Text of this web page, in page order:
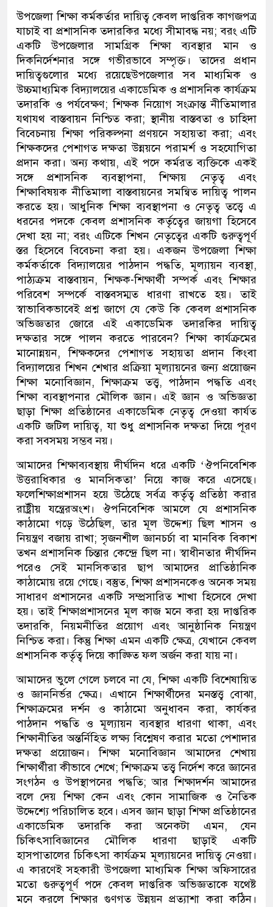
উপজেলা শিক্ষা কর্মকর্তার দায়িত্ব কেবল দাপ্তরিক কাগজপত্র
যাচাই বা প্রশাসনিক তদারকির মধ্যে সীমাবদ্ধ নয়;বরং এটি
একটি উপজেলার সামগ্রিক শিক্ষা ব্যবস্থার মান ও
দিকনির্দেশনার সঙ্গে গভীরভাবে সম্পৃক্ত। তাদের প্রধান
দায়িত্বগুলোর মধ্যে রয়েছেউপজেলার সব মাধ্যমিক ও
উচ্চমাধ্যমিক বিদ্যালয়ের একাডেমিক ও প্রশাসনিক কার্যক্রম
তদারকি ও পর্যবেক্ষণ;শিক্ষক নিয়োগ সংক্রান্ত নীতিমালার
যথাযথ বাস্তবায়ন নিশ্চিত করা;স্থানীয় বাস্তবতা ও চাহিদা
বিবেচনায় শিক্ষা পরিকল্পনা প্রণয়নে সহায়তা করা;এবং
শিক্ষকদের পেশাগত দক্ষতা উন্নয়নে পরামর্শ ও সহযোগিতা
প্রদান করা। অন্য কথায়, এই পদে কর্মরত ব্যক্তিকে একই
সঙ্গে প্রশাসনিক ব্যবস্থাপনা,শিক্ষায় নেতৃত্ব এবং
শিক্ষাবিষয়ক নীতিমালাবাস্তবায়নের সমন্বিত দায়িত্ব পালন
করতে হয়। আধুনিক শিক্ষা ব্যবস্থাপনা ও নেতৃত্ব তত্ত্বে এ
ধরনের পদকে কেবল প্রশাসনিক কর্তৃত্বের জায়গা হিসেবে
দেখা হয় না;বরং এটিকে শিখন নেতৃত্বের একটি গুরুত্বপূর্ণ
স্তর হিসেবে বিবেচনা করা হয়। একজন উপজেলা শিক্ষা
কর্মকর্তাকে বিদ্যালয়ের পাঠদান পদ্ধতি,মূল্যায়ন ব্যবস্থা,
পাঠ্যক্রম বাস্তবায়ন,শিক্ষক-শিক্ষার্থী সম্পর্ক এবং শিক্ষার
পরিবেশ সম্পর্কে বাস্তবসম্মত ধারণা রাখতে হয়। তাই
স্বাভাবিকভাবেই প্রশ্ন জাগে যে কেউ কি কেবল প্রশাসনিক
অভিজ্ঞতার জোরে এই একাডেমিক তদারকির দায়িত্ব
দক্ষতার সঙ্গে পালন করতে পারবেন?শিক্ষা কার্যক্রমের
মানোন্নয়ন,শিক্ষকদের পেশাগত সহায়তা প্রদান কিংবা
বিদ্যালয়ের শিখন শেখার প্রক্রিয়া মূল্যায়নের জন্য প্রয়োজন
শিক্ষা মনোবিজ্ঞান,শিক্ষাক্রম তত্ত্ব, পাঠদান পদ্ধতি এবং
শিক্ষা ব্যবস্থাপনার মৌলিক জ্ঞান। এই জ্ঞান ও অভিজ্ঞতা
ছাড়া শিক্ষা প্রতিষ্ঠানের একাডেমিক নেতৃত্ব দেওয়া কার্যত
একটি জটিল দায়িত্ব,যা শুধু প্রশাসনিক দক্ষতা দিয়ে পূরণ
করা সবসময় সম্ভব নয়।
আমাদের শিক্ষাব্যবস্থায় দীর্ঘদিন ধরে একটি ‘ঔপনিবেশিক
উত্তরাধিকার ওমানসিকতা’নিয়ে কাজ করে এসেছে।
ফলেশিক্ষাপ্রশাসনহয়ে উঠেছেসর্বত্র কর্তৃত্ব প্রতিষ্ঠা করার
রাষ্ট্রীয় যন্ত্রেরঅংশ। ঔপনিবেশিক আমলে যে প্রশাসনিক
কাঠামো গড়ে উঠেছিল,তার মূল উদ্দেশ্য ছিল শাসন ও
নিয়ন্ত্রণ বজায় রাখা;সৃজনশীল জ্ঞানচর্চা বা মানবিক বিকাশ
তখন প্রশাসনিক চিন্তার কেন্দ্রে ছিল না। স্বাধীনতারদীর্ঘদিন
পরেও সেই মানসিকতার ছাপ আমাদের প্রাতিষ্ঠানিক
কাঠামোয় রয়ে গেছে।বস্তুত, শিক্ষা প্রশাসনকেও অনেক সময়
সাধারণ প্রশাসনের একটি সম্প্রসারিত শাখা হিসেবে দেখা
হয়।তাই শিক্ষাপ্রশাসনের মূল কাজ মনে করা হয় দাপ্তরিক
তদারকি,নিয়মনীতির প্রয়োগ এবং আনুষ্ঠানিক নিয়ন্ত্রণ
নিশ্চিত করা। কিন্তু শিক্ষা এমন একটি ক্ষেত্র, যেখানে কেবল
প্রশাসনিক কর্তৃত্ব দিয়ে কাঙ্ক্ষিত ফল অর্জন করা যায় না।
আমাদের ভুলে গেলে চলবে না যে,শিক্ষা একটি বিশেষায়িত
ও জ্ঞাননির্ভর ক্ষেত্র। এখানে শিক্ষার্থীদের মনস্তত্ত্ব বোঝা,
শিক্ষাক্রমের দর্শন ও কাঠামো অনুধাবন করা,কার্যকর
পাঠদান পদ্ধতি ও মূল্যায়ন ব্যবস্থার ধারণা থাকা,এবং
শিক্ষানীতির অন্তর্নিহিত লক্ষ্য বিশ্লেষণ করার মতো পেশাদার
দক্ষতা প্রয়োজন। শিক্ষা
মনোবিজ্ঞান আমাদের শেখায়
শিক্ষার্থীরা কীভাবে শেখে;শিক্ষাক্রম তত্ত্ব নির্দেশ করে জ্ঞানের
সংগঠন ও উপস্থাপনের পদ্ধতি;আর শিক্ষাদর্শন আমাদের
বলে দেয় শিক্ষা কেন এবং কোন সামাজিক ওনৈতিক
উদ্দেশ্যে পরিচালিত হবে। এসব জ্ঞান ছাড়া শিক্ষা প্রতিষ্ঠানের
একাডেমিক তদারকি করা অনেকটা এমন,যেন
চিকিৎসাবিজ্ঞানের মৌলিক ধারণা ছাড়াই একটি
হাসপাতালের চিকিৎসা কার্যক্রম মূল্যায়নের দায়িত্ব নেওয়া।
এ কারণেই সহকারী উপজেলা মাধ্যমিক শিক্ষা অফিসারের
মতো গুরুত্বপূর্ণ পদে কেবল দাপ্তরিক অভিজ্ঞতাকে যথেষ্ট
মনে করলে শিক্ষার গুণগত উন্নয়ন প্রত্যাশা করা কঠিন।